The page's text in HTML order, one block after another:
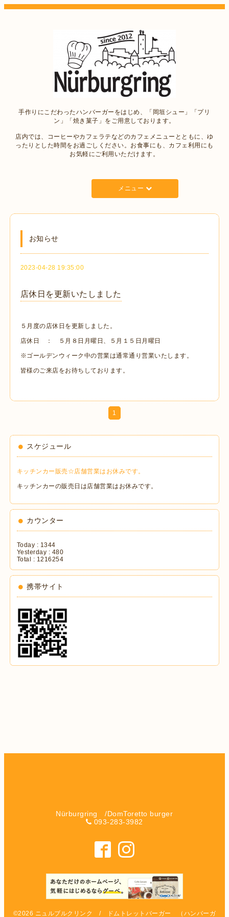
手作りにこだわったハンバーガーをはじめ、「岡垣シュー」「プリ
ン」「焼き菓子」をご用意しております。
店内では、コーヒーやカフェラテなどのカフェメニューとともに、ゆ
ったりとした時間をお過ごしください。お食事にも、カフェ利用にも
お気軽にご利用いただけます。
メニュー
お知らせ
2023-04-28 19:35:00
店休日を更新いたしました
５月度の店休日を更新しました。
店休日 ： ５月８日月曜日、５月１５日月曜日
※ゴールデンウィーク中の営業は通常通り営業いたします。
皆様のご来店をお待ちしております。
1
スケジュール
キッチンカー販売☆店舗営業はお休みです。
キッチンカーの販売日は店舗営業はお休みです。
カウンター
Today : 1344
Yesterday : 480
Total : 1216254
携帯サイト
Nürburgring /DomToretto burger
093-283-3982
©2026 ニュルブルクリンク / ドムトレットバーガー （ハンバーガ